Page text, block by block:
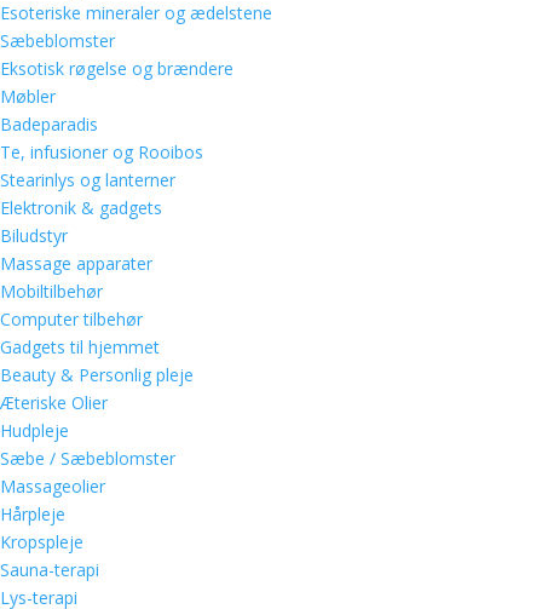
Esoteriske mineraler og ædelstene
Sæbeblomster
Eksotisk røgelse og brændere
Møbler
Badeparadis
Te, infusioner og Rooibos
Stearinlys og lanterner
Elektronik & gadgets
Biludstyr
Massage apparater
Mobiltilbehør
Computer tilbehør
Gadgets til hjemmet
Beauty & Personlig pleje
Æteriske Olier
Hudpleje
Sæbe / Sæbeblomster
Massageolier
Hårpleje
Kropspleje
Sauna-terapi
Lys-terapi